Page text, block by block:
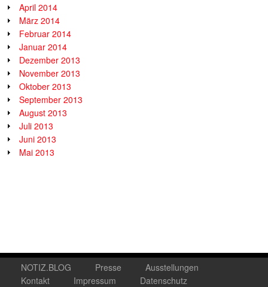
April 2014
März 2014
Februar 2014
Januar 2014
Dezember 2013
November 2013
Oktober 2013
September 2013
August 2013
Juli 2013
Juni 2013
Mai 2013
NOTIZ.BLOG Presse
Ausstellungen
Kontakt
Impressum Datenschutz